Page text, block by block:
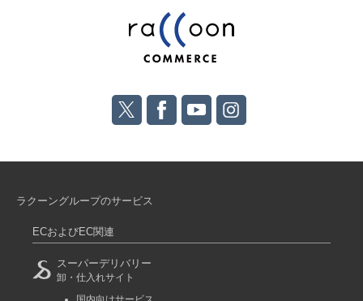
ラクーングループのサービス
ECおよびEC関連
スーパーデリバリー
卸・仕入れサイト